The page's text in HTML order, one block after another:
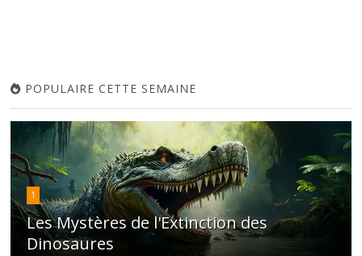
POPULAIRE CETTE SEMAINE
1
Les Mystères de l'Extinction des
Dinosaures